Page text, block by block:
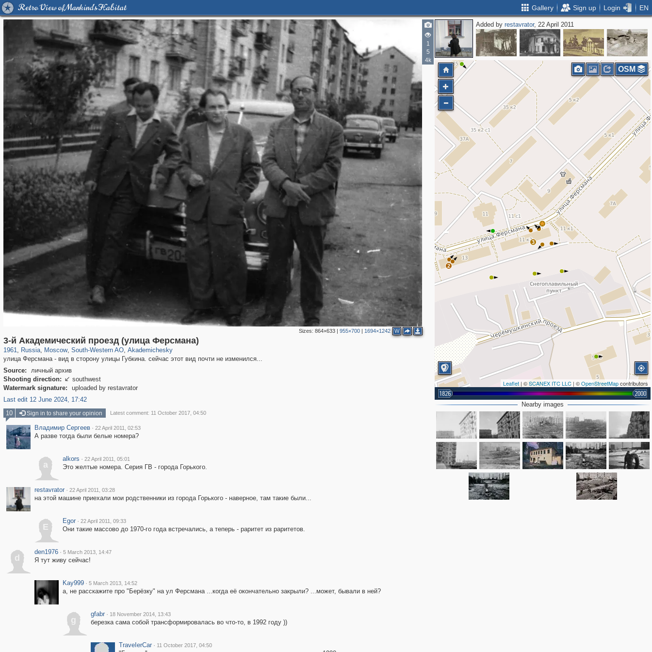
Retro View of Mankind's Habitat Gallery Sign up Login EN
1
5
4k
Sizes: 864×633| 955×700| 1694×1242 W
3-й Академический проезд (улица Ферсмана)
1961, Russia
1,407,212 29,248
, Moscow
319,878 8,286
, South-Western AO
12,414 76
, Akademichesky
1,504 16
улица Ферсмана - вид в сторону улицы Губкина. сейчас этот вид почти не изменился...
Source:
личный архив
Shooting direction:  southwest
Watermark signature:
uploaded by restavrator
Last edit 12 June 2024, 17:42
Added byrestavrator, 22 April 2011
7
2
3
Leaflet | ©SCANEX ITC LLC | ©OpenStreetMapcontributors
1826 2000
OSM
Nearby images
10
Sign in to share your opinion Latest comment: 11 October 2017, 04:50
Владимир Сергеев · 22 April 2011, 02:53
А разве тогда были белые номера?
a
alkors · 22 April 2011, 05:01
Это желтые номера. Серия ГВ - города Горького.
restavrator · 22 April 2011, 03:28
на этой машине приехали мои родственники из города Горького - наверное, там такие были...
E
Egor · 22 April 2011, 09:33
Они такие массово до 1970-го года встречались, а теперь - раритет из раритетов.
d
den1976 · 5 March 2013, 14:47
Я тут живу сейчас!
Kay999 · 5 March 2013, 14:52
а, не расскажите про "Берёзку" на ул Ферсмана ...когда её окончательно закрыли? ...может, бывали в ней?
g
gfabr · 18 November 2014, 13:43
березка сама собой трансформировалась во что-то, в 1992 году ))
ТrаvеIеrCar · 11 October 2017, 04:50